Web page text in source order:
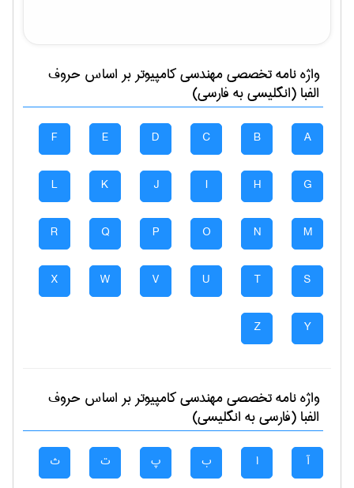
واژه نامه تخصصیمهندسی كامپيوتربر اساس حروف
الفبا (انگلیسی به فارسی)
A
B
C
D
E
F
G
H
I
J
K
L
M
N
O
P
Q
R
S
T
U
V
W
X
Y
Z
واژه نامه تخصصیمهندسی كامپيوتربر اساس حروف
الفبا (فارسی به انگلیسی)
آ ا ب پ ت ث